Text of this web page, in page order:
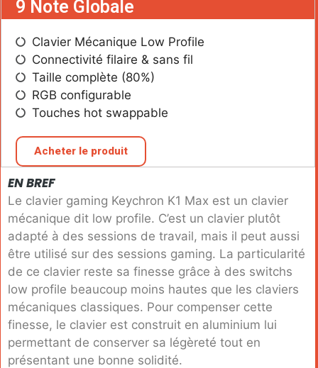
9 Note Globale
Clavier Mécanique Low Profile
Connectivité filaire & sans fil
Taille complète (80%)
RGB configurable
Touches hot swappable
Acheter le produit
EN BREF
Le clavier gaming Keychron K1 Max est un clavier
mécanique dit low profile. C’est un clavier plutôt
adapté à des sessions de travail, mais il peut aussi
être utilisé sur des sessions gaming. La particularité
de ce clavier reste sa finesse grâce à des switchs
low profile beaucoup moins hautes que les claviers
mécaniques classiques. Pour compenser cette
finesse, le clavier est construit en aluminium lui
permettant de conserver sa légèreté tout en
présentant une bonne solidité.